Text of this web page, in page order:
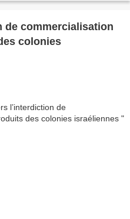
de commercialisation
colonies